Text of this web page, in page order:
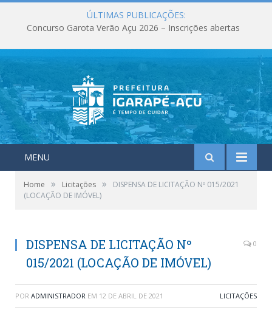
ÚLTIMAS PUBLICAÇÕES:
Concurso Garota Verão Açu 2026 – Inscrições abertas
MENU
Home » Licitações »
DISPENSA DE LICITAÇÃO Nº 015/2021
(LOCAÇÃO DE IMÓVEL)
DISPENSA DE LICITAÇÃO Nº
015/2021 (LOCAÇÃO DE IMÓVEL)
0
POR ADMINISTRADOR EM 12 DE ABRIL DE 2021 LICITAÇÕES